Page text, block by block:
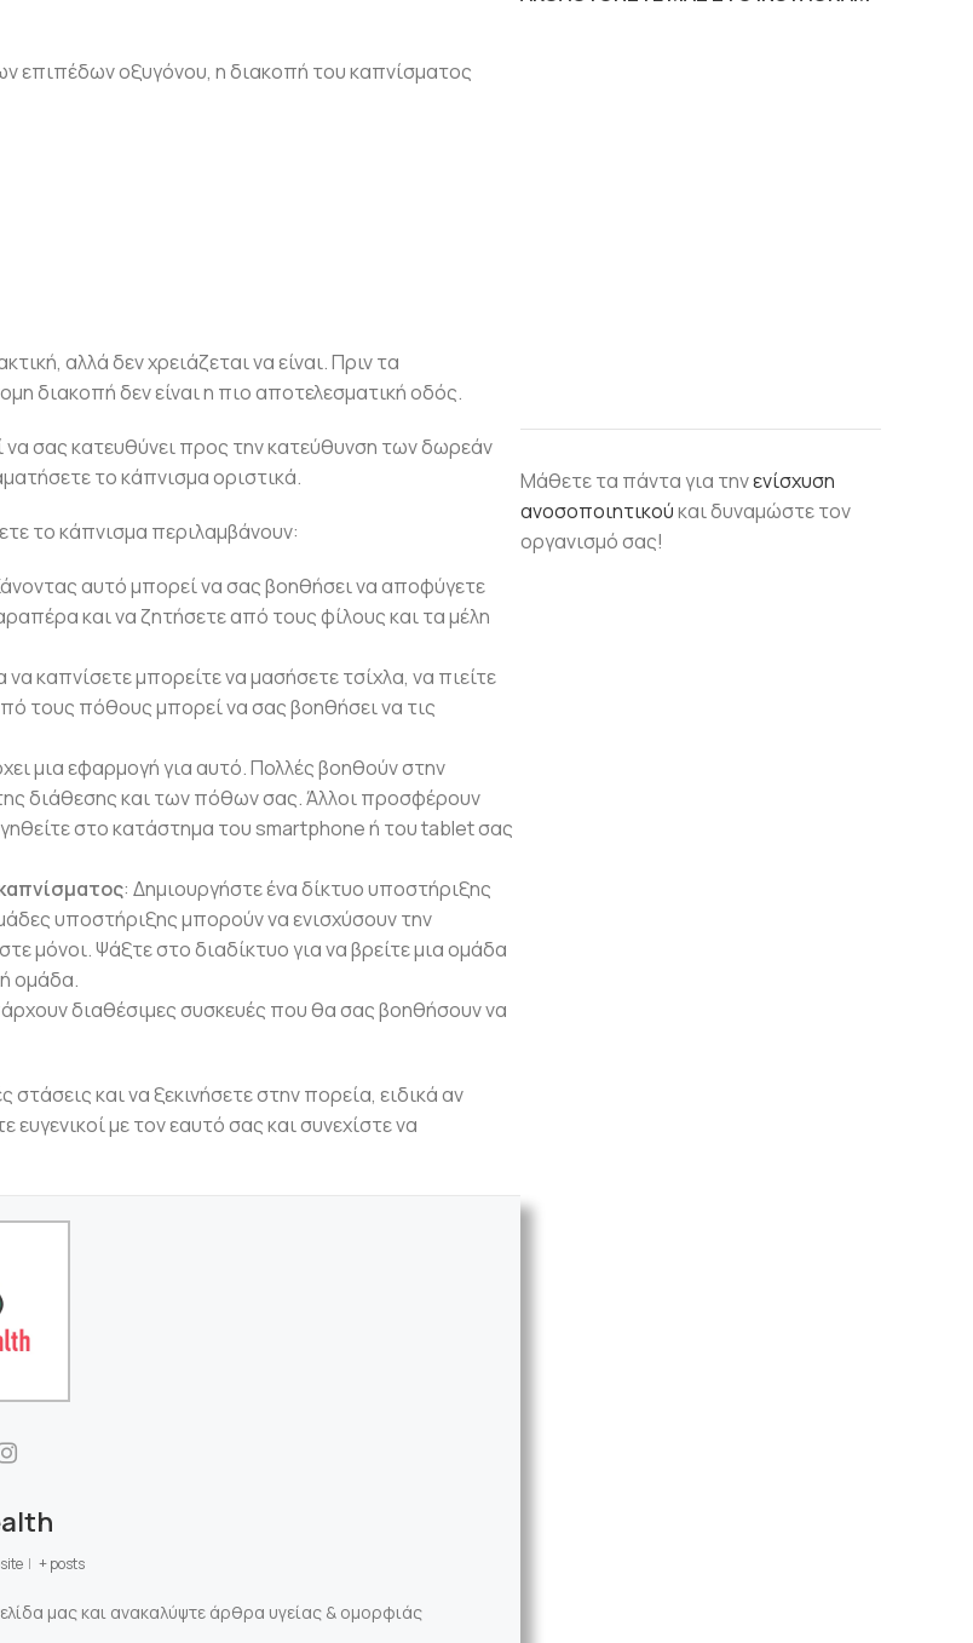
επιπέδων οξυγόνου, η διακοπή του καπνίσματος
αλλά δεν χρειάζεται να είναι. Πριν τα
διακοπή δεν είναι η πιο αποτελεσματική οδός.
να σας κατευθύνει προς την κατεύθυνση των δωρεάν
το κάπνισμα οριστικά.
το κάπνισμα περιλαμβάνουν:
αυτό μπορεί να σας βοηθήσει να αποφύγετε
και να ζητήσετε από τους φίλους και τα μέλη
να καπνίσετε μπορείτε να μασήσετε τσίχλα, να πιείτε
τους πόθους μπορεί να σας βοηθήσει να τις
μια εφαρμογή για αυτό. Πολλές βοηθούν στην
διάθεσης και των πόθων σας. Άλλοι προσφέρουν
στο κατάστημα του smartphone ή του tablet σας
: Δημιουργήστε ένα δίκτυο υποστήριξης
υποστήριξης μπορούν να ενισχύσουν την
μόνοι. Ψάξτε στο διαδίκτυο για να βρείτε μια ομάδα
ομάδα.
διαθέσιμες συσκευές που θα σας βοηθήσουν να
στάσεις και να ξεκινήσετε στην πορεία, ειδικά αν
ευγενικοί με τον εαυτό σας και συνεχίστε να
| + posts
μας και ανακαλύψτε άρθρα υγείας & ομορφιάς
Μάθετε τα πάντα για τηνενίσχυση
ανοσοποιητικούκαι δυναμώστε τον
οργανισμό σας!